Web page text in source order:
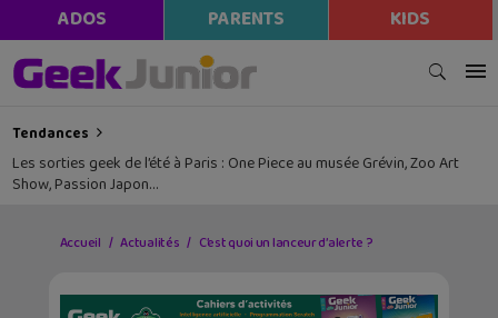
ADOS PARENTS KIDS
Tendances
Les sorties geek de l’été à Paris : One Piece au musée Grévin, Zoo Art
Show, Passion Japon…
Accueil Actualités C’est quoi un lanceur d’alerte ?